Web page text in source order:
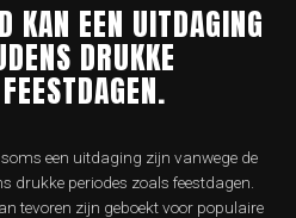
KAN EEN UITDAGING
DRUKKE
een uitdaging zijn vanwege de
drukke periodes zoals feestdagen.
tevoren zijn geboekt voor populaire